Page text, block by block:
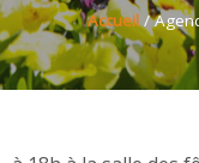
Accueil/